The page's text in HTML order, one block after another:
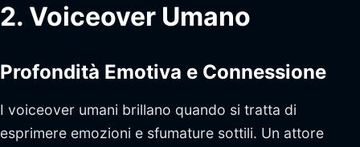
2. Voiceover Umano
Profondità Emotiva e Connessione
I voiceover umani brillano quando si tratta di
esprimere emozioni e sfumature sottili. Un attore